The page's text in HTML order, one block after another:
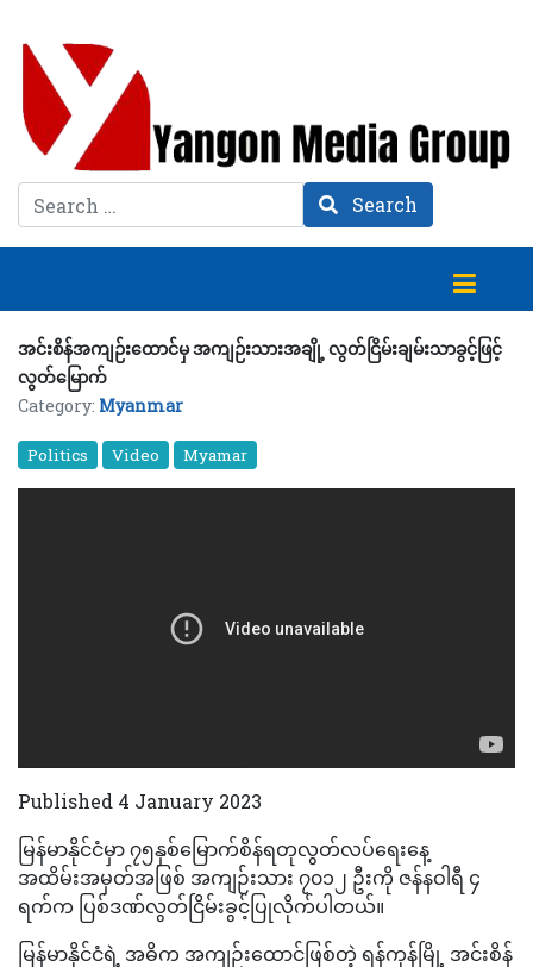
Search Search
အင်းစိန်အကျဉ်းထောင်မှ အကျဉ်းသားအချို့ လွတ်ငြိမ်းချမ်းသာခွင့်ဖြင့်
လွတ်မြောက်
Category: Myanmar
Politics Video Myamar
Published 4 January 2023
မြန်မာနိုင်ငံမှာ ၇၅နှစ်မြောက်စိန်ရတုလွတ်လပ်ရေးနေ့
အထိမ်းအမှတ်အဖြစ် အကျဉ်းသား ၇၀၁၂ ဦးကို ဇန်နဝါရီ ၄
ရက်က ပြစ်ဒဏ်လွတ်ငြိမ်းခွင့်ပြုလိုက်ပါတယ်။
မြန်မာနိုင်ငံရဲ့ အဓိက အကျဉ်းထောင်ဖြစ်တဲ့ ရန်ကုန်မြို့ အင်းစိန်